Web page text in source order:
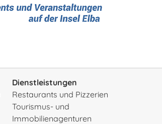
Dienstleistungen
Restaurants und Pizzerien
Tourismus- und
Immobilienagenturen